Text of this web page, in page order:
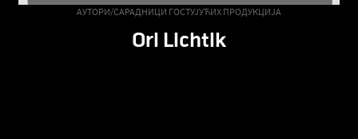
АУТОРИ/САРАДНИЦИ ГОСТУЈУЋИХ ПРОДУКЦИЈА
Ori Lichtik